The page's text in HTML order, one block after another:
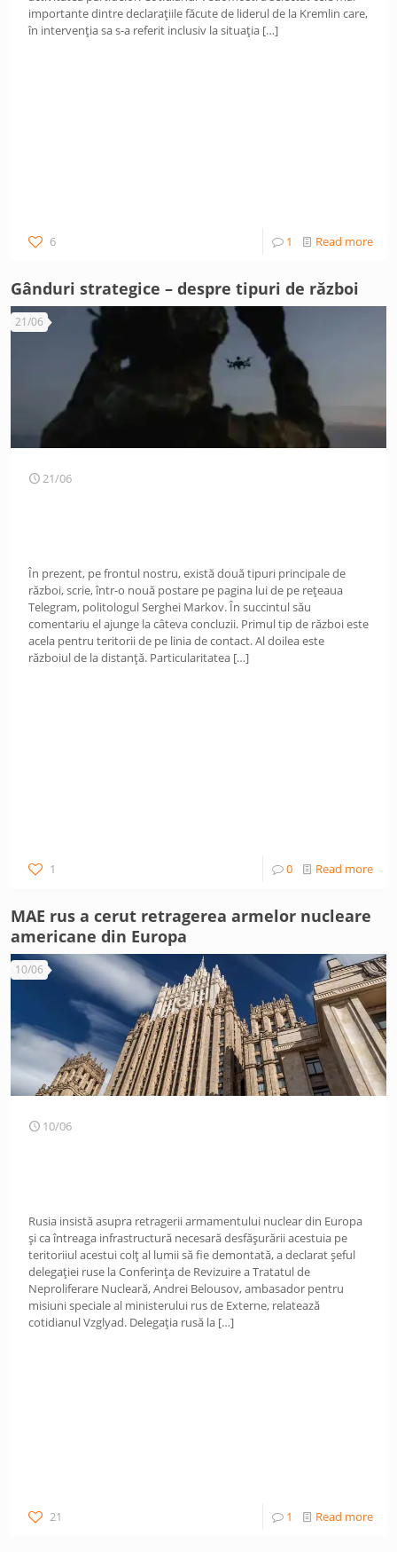
importante dintre declarațiile făcute de liderul de la Kremlin care,
în intervenția sa s-a referit inclusiv la situația […]
6 1 Read more
Gânduri strategice – despre tipuri de război
21/06
21/06
În prezent, pe frontul nostru, există două tipuri principale de
război, scrie, într-o nouă postare pe pagina lui de pe rețeaua
Telegram, politologul Serghei Markov. În succintul său
comentariu el ajunge la câteva concluzii. Primul tip de război este
acela pentru teritorii de pe linia de contact. Al doilea este
războiul de la distanță. Particularitatea […]
1 0 Read more
MAE rus a cerut retragerea armelor nucleare
americane din Europa
10/06
10/06
Rusia insistă asupra retragerii armamentului nuclear din Europa
și ca întreaga infrastructură necesară desfășurării acestuia pe
teritoriiul acestui colț al lumii să fie demontată, a declarat șeful
delegației ruse la Conferința de Revizuire a Tratatul de
Neproliferare Nucleară, Andrei Belousov, ambasador pentru
misiuni speciale al ministerului rus de Externe, relatează
cotidianul Vzglyad. Delegația rusă la […]
21 1 Read more